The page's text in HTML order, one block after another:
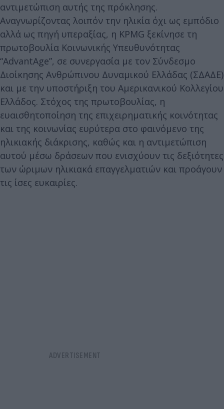
αντιμετώπιση αυτής της πρόκλησης.
Αναγνωρίζοντας λοιπόν την ηλικία όχι ως εμπόδιο
αλλά ως πηγή υπεραξίας, η KPMG ξεκίνησε τη
πρωτοβουλία Κοινωνικής Υπευθυνότητας
“AdvantAge”, σε συνεργασία με τον Σύνδεσμο
Διοίκησης Ανθρώπινου Δυναμικού Ελλάδας (ΣΔΑΔΕ)
και με την υποστήριξη του Αμερικανικού Κολλεγίου
Ελλάδος. Στόχος της πρωτοβουλίας, η
ευαισθητοποίηση της επιχειρηματικής κοινότητας
και της κοινωνίας ευρύτερα στο φαινόμενο της
ηλικιακής διάκρισης, καθώς και η αντιμετώπιση
αυτού μέσω δράσεων που ενισχύουν τις δεξιότητες
των ώριμων ηλικιακά επαγγελματιών και προάγουν
τις ίσες ευκαιρίες.